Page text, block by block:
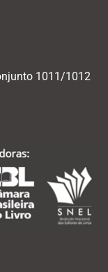
1011/1012